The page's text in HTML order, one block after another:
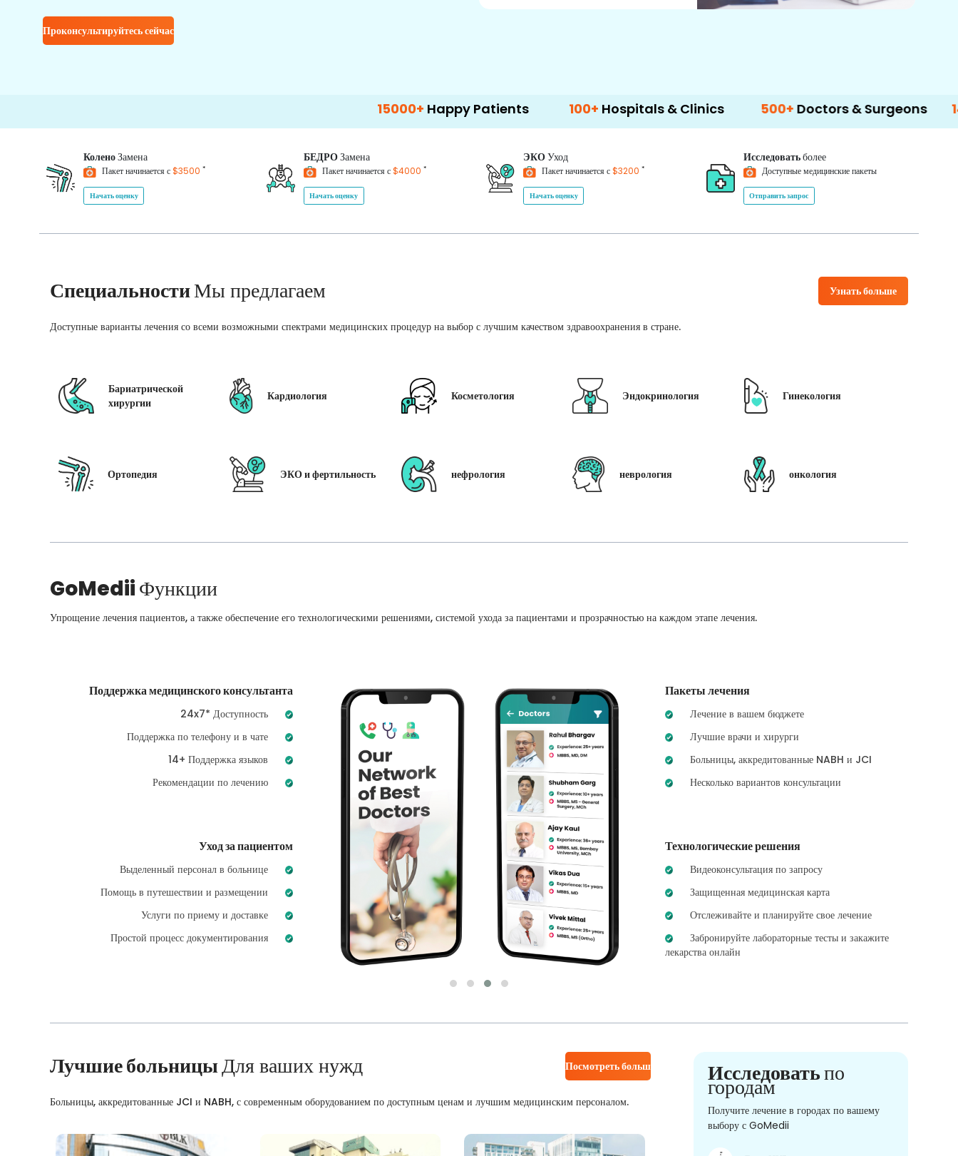
Проконсультируйтесь сейчас
Happy Patients 100+ Hospitals & Clinics 500+ Doctors & Surgeons 14+
КоленоЗамена
Пакет начинается с$3500 *
Начать оценку
БЕДРОЗамена
Пакет начинается с$4000 *
Начать оценку
ЭКОУход
Пакет начинается с$3200 *
Начать оценку
Исследоватьболее
Доступные медицинские пакеты
Отправить запрос
СпециальностиМы предлагаем Узнать больше
Доступные варианты лечения со всеми возможными спектрами медицинских процедур на выбор с лучшим качеством здравоохранения в стране.
Бариатрической
хирургии
Кардиология Косметология Эндокринология Гинекология
Ортопедия ЭКО и фертильность нефрология неврология онкология
GoMediiФункции
Упрощение лечения пациентов, а также обеспечение его технологическими решениями, системой ухода за пациентами и прозрачностью на каждом этапе лечения.
Поддержка медицинского консультанта
24x7* Доступность
Поддержка по телефону и в чате
14+ Поддержка языков
Рекомендации по лечению
Уход за пациентом
Выделенный персонал в больнице
Помощь в путешествии и размещении
Услуги по приему и доставке
Простой процесс документирования
Пакеты лечения
Лечение в вашем бюджете
Лучшие врачи и хирурги
Больницы, аккредитованные NABH и JCI
Несколько вариантов консультации
Технологические решения
Видеоконсультация по запросу
Защищенная медицинская карта
Отслеживайте и планируйте свое лечение
Забронируйте лабораторные тесты и закажите
лекарства онлайн
Лучшие больницыДля ваших нужд Посмотреть больше
Больницы, аккредитованные JCI и NABH, с современным оборудованием по доступным ценам и лучшим медицинским персоналом.
Исследоватьпо
городам
Получите лечение в городах по вашему
выбору с GoMedii